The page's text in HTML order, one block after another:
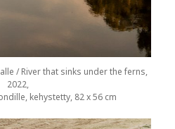
/ River that sinks under the ferns,
2022,
kehystetty, 82 x 56 cm